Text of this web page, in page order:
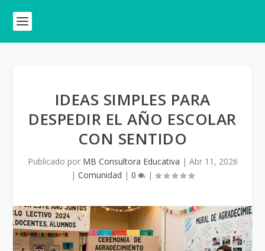
IDEAS SIMPLES PARA
DESPEDIR EL AÑO ESCOLAR
CON SENTIDO
Publicado por MB Consultora Educativa | Abr 11, 2026
| Comunidad | 0 |